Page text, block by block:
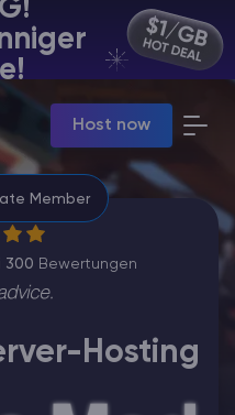
Host now
Member
300 Bewertungen
Hosting